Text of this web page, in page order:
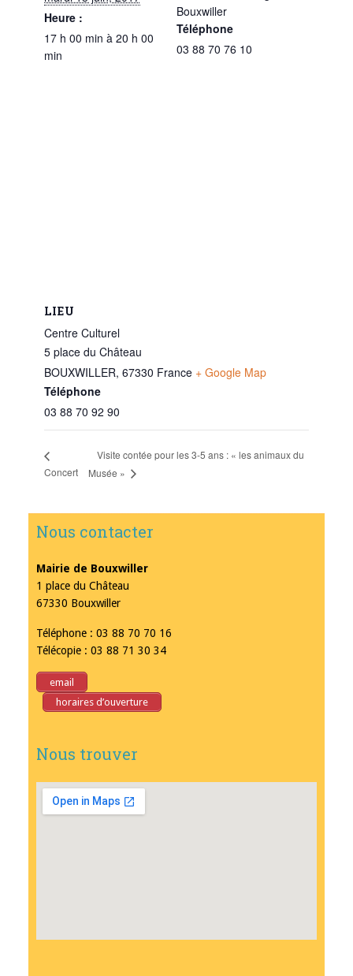
Heure :
17 h 00 min à 20 h 00
min
Bouxwiller
Téléphone
03 88 70 76 10
LIEU
Centre Culturel
5 place du Château
BOUXWILLER, 67330 France + Google Map
Téléphone
03 88 70 92 90
Concert
Visite contée pour les 3-5 ans : « les animaux du
Musée »
Nous contacter
Mairie de Bouxwiller
1 place du Château
67330 Bouxwiller
Téléphone : 03 88 70 70 16
Télécopie : 03 88 71 30 34
email
horaires d’ouverture
Nous trouver